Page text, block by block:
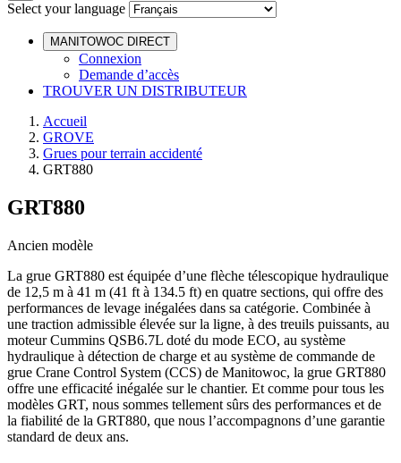
Select your language
MANITOWOC DIRECT
Connexion
Demande d’accès
TROUVER UN DISTRIBUTEUR
Accueil
GROVE
Grues pour terrain accidenté
GRT880
GRT880
Ancien modèle
La grue GRT880 est équipée d’une flèche télescopique hydraulique
de 12,5 m à 41 m (41 ft à 134.5 ft) en quatre sections, qui offre des
performances de levage inégalées dans sa catégorie. Combinée à
une traction admissible élevée sur la ligne, à des treuils puissants, au
moteur Cummins QSB6.7L doté du mode ECO, au système
hydraulique à détection de charge et au système de commande de
grue Crane Control System (CCS) de Manitowoc, la grue GRT880
offre une efficacité inégalée sur le chantier. Et comme pour tous les
modèles GRT, nous sommes tellement sûrs des performances et de
la fiabilité de la GRT880, que nous l’accompagnons d’une garantie
standard de deux ans.